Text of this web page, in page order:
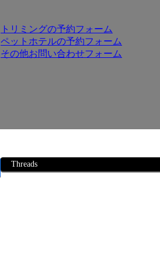
トリミングの予約フォーム
ペットホテルの予約フォーム
その他お問い合わせフォーム
Threads